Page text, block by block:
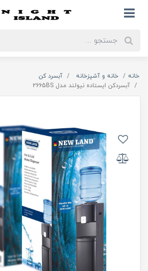
خانه خانه و آشپزخانه
آبسرد کن
آبسردکن ایستاده نیولند مدل 2665BS